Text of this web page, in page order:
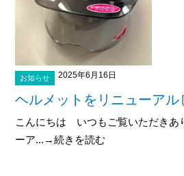
お知らせ 2025年6月16日
ヘルメットをリニューアル
こんにちは いつもご覧いただきあ
ーア...→続きを読む